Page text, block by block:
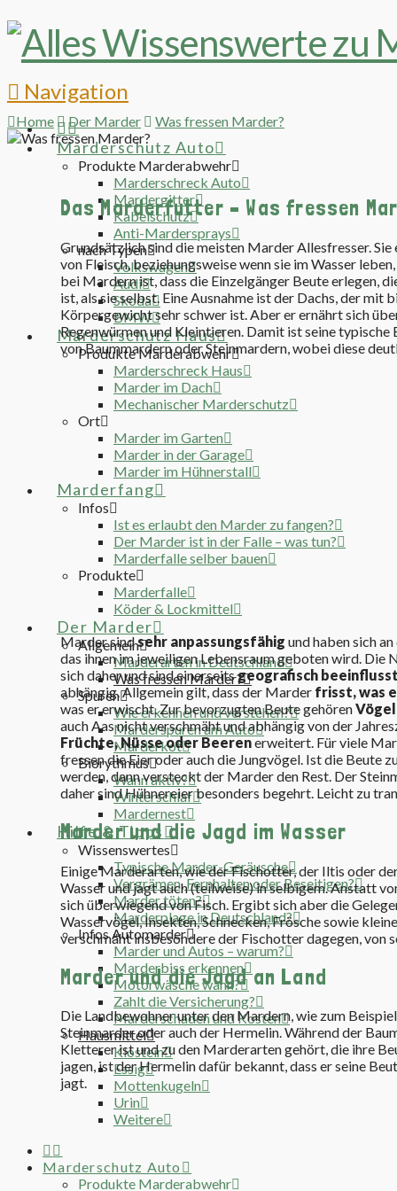
Navigation
Marderschutz Auto
Produkte Marderabwehr
Marderschreck Auto
Mardergitter
Kabelschutz
Anti-Mardersprays
nach Typen
Volkswagen
Audi
Skoda
BMW
Marderschutz Haus
Produkte Marderabwehr
Marderschreck Haus
Marder im Dach
Mechanischer Marderschutz
Ort
Marder im Garten
Marder in der Garage
Marder im Hühnerstall
Marderfang
Infos
Ist es erlaubt den Marder zu fangen?
Der Marder ist in der Falle – was tun?
Marderfalle selber bauen
Produkte
Marderfalle
Köder & Lockmittel
Der Marder
Allgemein
Marderarten in Deutschland
Was fressen Marder?
Spuren
Wie erkennen und verstehen?
Marderspuren am Auto
Marderkot
Biorythmus
Wann aktiv?
Winterschlaf
Mardernest
Hilfe & Tipps
Wissenswertes
Typische Marder-Geräusche
Vergrämen, Fernhalten oder Beseitigen?
Marder töten?
Marderplage in Deutschland?
Infos Automarder
Marder und Autos – warum?
Marderbiss erkennen
Motorwäsche wann?
Zahlt die Versicherung?
Marderschaden und Kosten
Hausmittel
Klostein
Essig
Mottenkugeln
Urin
Weitere
Marderschutz Auto
Produkte Marderabwehr
Home Der Marder Was fressen Marder?
Das Marderfutter – Was fressen
Grundsätzlich sind die meisten Marder Allesfresser.
von Fleisch, beziehungsweise wenn sie im Wasser
bei Mardern ist, dass die Einzelgänger Beute erlegen,
ist, als sie selbst. Eine Ausnahme ist der Dachs, der mit
Körpergewicht sehr schwer ist. Aber er ernährt sich
Regenwürmen und Kleintieren. Damit ist seine typische
von Baummardern oder Steinmardern, wobei diese
Marder sindsehr anpassungsfähig und haben sich
das ihnen im jeweiligen Lebensraum geboten wird. Die
sich daher und sind einerseitsgeografisch beeinflusst
abhängig. Allgemein gilt, dass der Marder frisst, was
was er erwischt. Zur bevorzugten Beute gehören
auch Aas nicht verschmäht und abhängig von der
Früchte, Nüsse oder Beerenerweitert. Für viele
fressen die Eier oder auch die Jungvögel. Ist die Beute
werden, dann versteckt der Marder den Rest. Der
daher sind Hühnereier besonders begehrt. Leicht zu
Marder und die Jagd im Wasser
Einige Marderarten, wie der Fischotter, der Iltis oder
Wasser und jagt auch (teilweise) in selbigem. Anstatt
sich überwiegend von Fisch. Ergibt sich aber die
Wasservögel, Insekten, Schnecken, Frösche sowie
verschmäht insbesondere der Fischotter dagegen, von
Marder und die Jagd an Land
Die Landbewohner unter den Mardern, wie zum
Steinmarder oder auch der Hermelin. Während der
Kletterer ist und zu den Marderarten gehört, die ihre
jagen, ist der Hermelin dafür bekannt, dass er seine
jagt.